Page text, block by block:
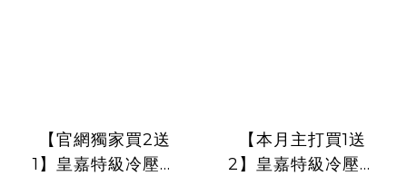
【官網獨家買2送
1】皇嘉特級冷壓初
【本月主打買1送
2】皇嘉特級冷壓初